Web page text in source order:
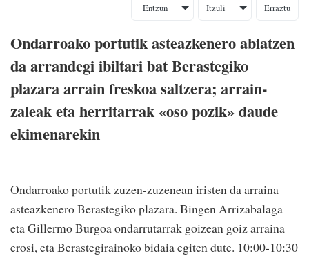
Entzun Itzuli Erraztu
Ondarroako portutik asteazkenero abiatzen
da arrandegi ibiltari bat Berastegiko
plazara arrain freskoa saltzera; arrain-
zaleak eta herritarrak «oso pozik» daude
ekimenarekin
Ondarroako portutik zuzen-zuzenean iristen da arraina
asteazkenero Berastegiko plazara. Bingen Arrizabalaga
eta Gillermo Burgoa ondarrutarrak goizean goiz arraina
erosi, eta Berastegirainoko bidaia egiten dute. 10:00-10:30